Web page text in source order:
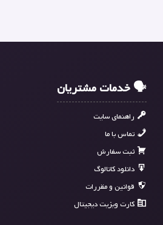
🗣 خدمات مشتریان
راهنمای سایت
تماس با ما
ثبت سفارش
دانلود کاتالوگ
قوانین و مقررات
کارت ویزیت دیجیتال